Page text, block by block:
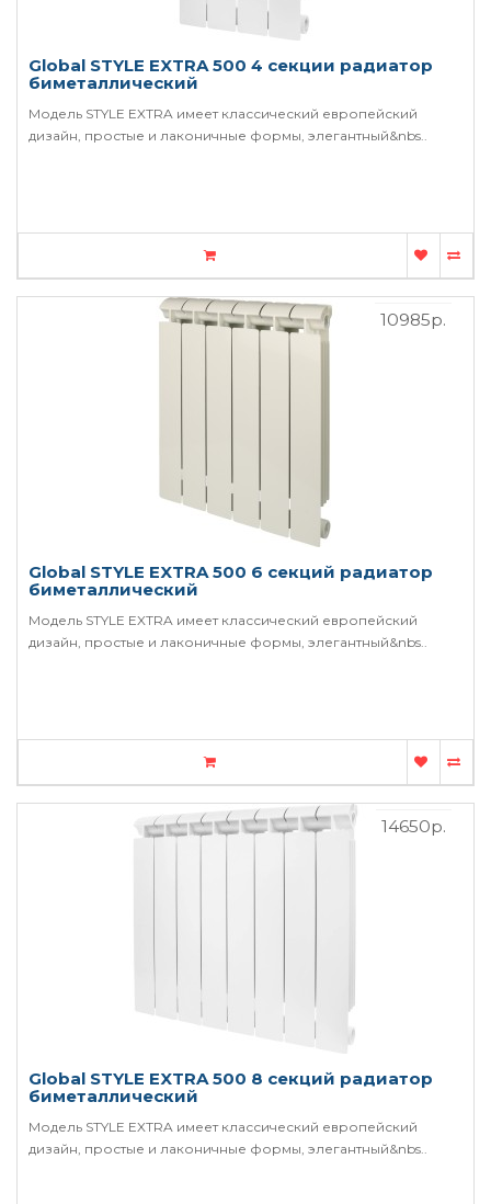
Global STYLE EXTRA 500 4 секции радиатор
биметаллический
Модель STYLE EXTRA имеет классический европейский
дизайн, простые и лаконичные формы, элегантный&nbs..
Global STYLE EXTRA 500 6 секций радиатор
биметаллический
Модель STYLE EXTRA имеет классический европейский
дизайн, простые и лаконичные формы, элегантный&nbs..
10985р.
Global STYLE EXTRA 500 8 секций радиатор
биметаллический
Модель STYLE EXTRA имеет классический европейский
дизайн, простые и лаконичные формы, элегантный&nbs..
14650р.